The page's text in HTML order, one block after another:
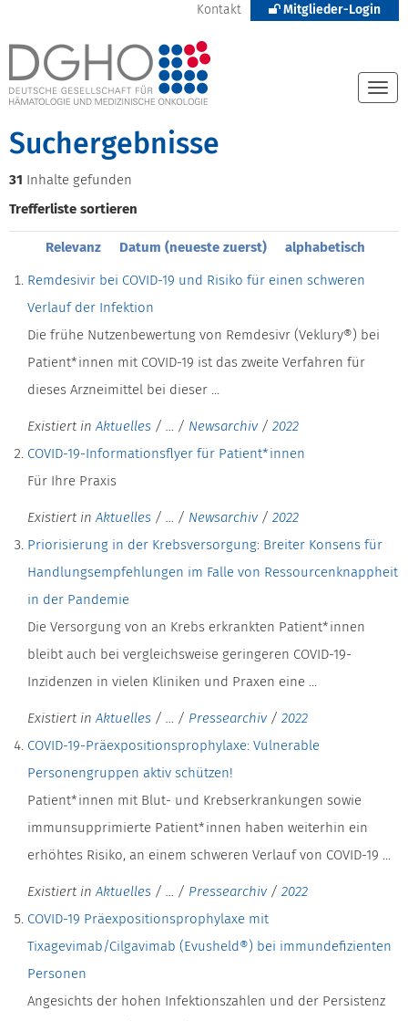
Kontakt Mitglieder-Login
Suchergebnisse
31 Inhalte gefunden
Trefferliste sortieren
Relevanz Datum (neueste zuerst) alphabetisch
Remdesivir bei COVID-19 und Risiko für einen schweren
Verlauf der Infektion
Die frühe Nutzenbewertung von Remdesivr (Veklury®) bei
Patient*innen mit COVID-19 ist das zweite Verfahren für
dieses Arzneimittel bei dieser ...
Existiert in Aktuelles / … / Newsarchiv / 2022
COVID-19-Informationsflyer für Patient*innen
Für Ihre Praxis
Existiert in Aktuelles / … / Newsarchiv / 2022
Priorisierung in der Krebsversorgung: Breiter Konsens für
Handlungsempfehlungen im Falle von Ressourcenknappheit
in der Pandemie
Die Versorgung von an Krebs erkrankten Patient*innen
bleibt auch bei vergleichsweise geringeren COVID-19-
Inzidenzen in vielen Kliniken und Praxen eine ...
Existiert in Aktuelles / … / Pressearchiv / 2022
COVID-19-Präexpositionsprophylaxe: Vulnerable
Personengruppen aktiv schützen!
Patient*innen mit Blut- und Krebserkrankungen sowie
immunsupprimierte Patient*innen haben weiterhin ein
erhöhtes Risiko, an einem schweren Verlauf von COVID-19 ...
Existiert in Aktuelles / … / Pressearchiv / 2022
COVID-19 Präexpositionsprophylaxe mit
Tixagevimab/Cilgavimab (Evusheld®) bei immundefizienten
Personen
Angesichts der hohen Infektionszahlen und der Persistenz